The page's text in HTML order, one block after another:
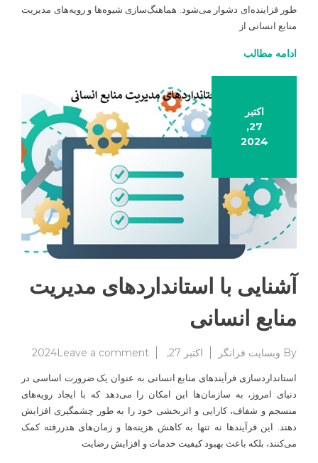
انسانیطور فزاینده‌ای دشوار می‌شود. هماهنگ‌سازی شیوه‌ها و رویه‌های مدیریت
منابع انسانی از
ادامه مطالب
اکتبر
27,
2024
آشنایی با استانداردهای مدیریت
منابع انسانی
By وبسایت فرانگر اکتبر 27, 2024 Leave a comment
on
با
مدیریت
منابع
استانداردسازی فرآیندهای منابع انسانی به عنوان یک ضرورت اساسی در
دنیای امروز، به سازمان‌ها این امکان را می‌دهد که با ایجاد رویه‌های
منسجم و شفاف، کارایی و اثربخشی خود را به طور چشمگیری افزایش
دهند. این فرآیندها نه تنها به کاهش هزینه‌ها و زمان‌های هدررفته کمک
می‌کنند، بلکه باعث بهبود کیفیت خدمات و افزایش رضایت